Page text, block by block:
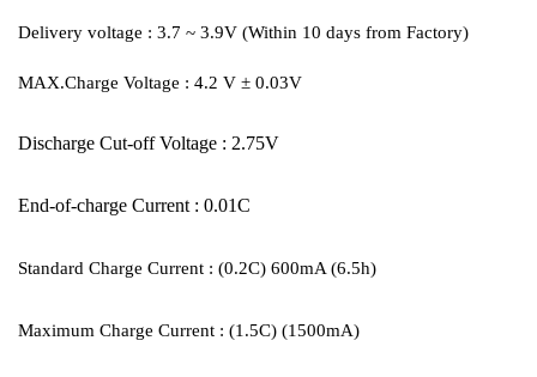
Delivery voltage : 3.7 ~ 3.9V (Within 10 days from Factory)
MAX.Charge Voltage : 4.2 V ± 0.03V
Discharge Cut-off Voltage : 2.75V
End-of-charge Current : 0.01C
Standard Charge Current : (0.2C) 600mA (6.5h)
Maximum Charge Current : (1.5C) (1500mA)